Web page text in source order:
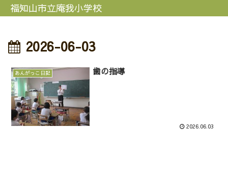
福知山市立庵我小学校
2026-06-03
あんがっこ日記 歯の指導
2026.06.03